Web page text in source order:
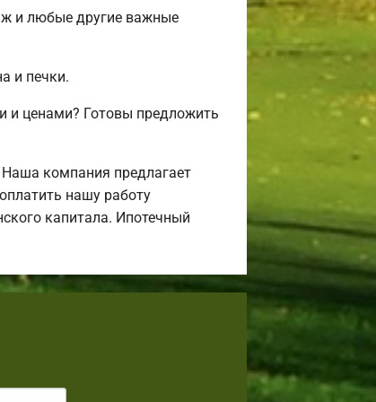
и любые другие важные
и печки.
и ценами? Готовы предложить
компания предлагает
нашу работу
капитала. Ипотечный